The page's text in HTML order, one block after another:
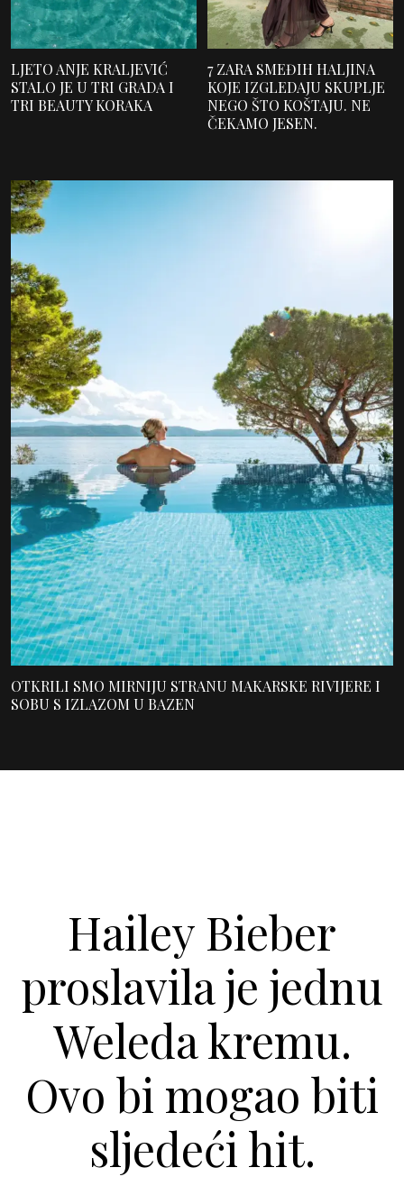
LJETO ANJE KRALJEVIĆ
STALO JE U TRI GRADA I
TRI BEAUTY KORAKA
7 ZARA SMEĐIH HALJINA
KOJE IZGLEDAJU SKUPLJE
NEGO ŠTO KOŠTAJU. NE
ČEKAMO JESEN.
OTKRILI SMO MIRNIJU STRANU MAKARSKE RIVIJERE I
SOBU S IZLAZOM U BAZEN
Hailey Bieber
proslavila je jednu
Weleda kremu.
Ovo bi mogao biti
sljedeći hit.